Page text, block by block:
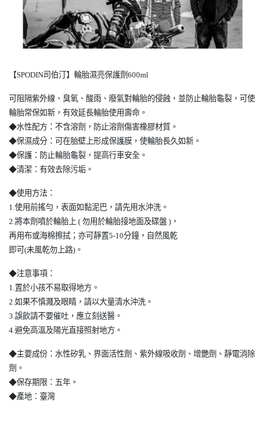
【SPODIN司伯汀】輪胎濕亮保護劑600ml
可阻隔紫外線、臭氧、酸雨、廢氣對輪胎的侵蝕，並防止輪胎龜裂，可使
輪胎常保如新，有效延長輪胎使用壽命。
◆水性配方：不含溶劑，防止溶劑傷害橡膠材質。
◆保濕成分：可在胎壁上形成保護膜，使輪胎長久如新。
◆保護：防止輪胎龜裂，提高行車安全。
◆清潔：有效去除污垢。
◆使用方法：
1.使用前搖勻，表面如黏泥巴，請先用水沖洗。
2.將本劑噴於輪胎上 ( 勿用於輪胎接地面及碟盤 )，
再用布或海棉擦拭；亦可靜置5-10分鐘，自然風乾
即可(未風乾勿上路)。
◆注意事項：
1.置於小孩不易取得地方。
2.如果不慎濺及眼睛，請以大量清水沖洗。
3.誤飲請不要催吐，應立刻送醫。
4.避免高溫及陽光直接照射地方。
◆主要成份：水性矽乳、界面活性劑、紫外線吸收劑、增艷劑、靜電消除
劑。
◆保存期限：五年。
◆產地：臺灣